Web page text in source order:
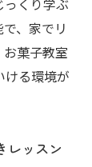
っくり学ぶ
、家でリ
菓子教室
ける環境が
レッスン